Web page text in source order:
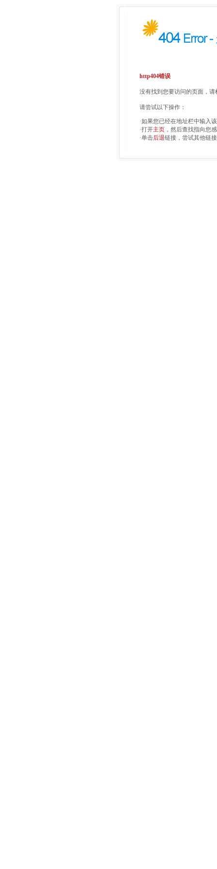
http404错误
没有找到您要访问的页面，
请尝试以下操作：
·如果您已经在地址栏中输入
·打开主页 ，然后查找指向您
·单击后退链接，尝试其他链